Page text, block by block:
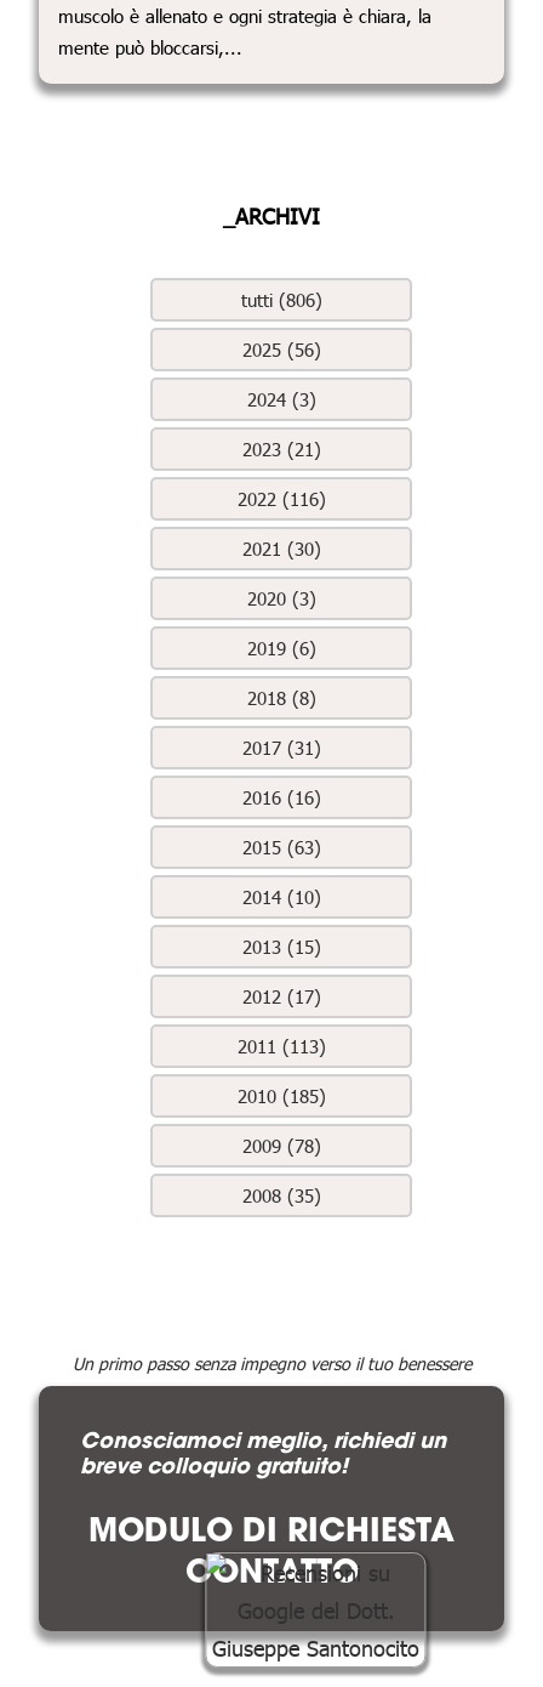
muscolo è allenato e ogni strategia è chiara, la
mente può bloccarsi,...
_ARCHIVI
tutti (806)
2025 (56)
2024 (3)
2023 (21)
2022 (116)
2021 (30)
2020 (3)
2019 (6)
2018 (8)
2017 (31)
2016 (16)
2015 (63)
2014 (10)
2013 (15)
2012 (17)
2011 (113)
2010 (185)
2009 (78)
2008 (35)
Un primo passo senza impegno verso il tuo benessere
Conosciamoci meglio, richiedi un
breve colloquio gratuito!
MODULO DI RICHIESTA
CONTATTO